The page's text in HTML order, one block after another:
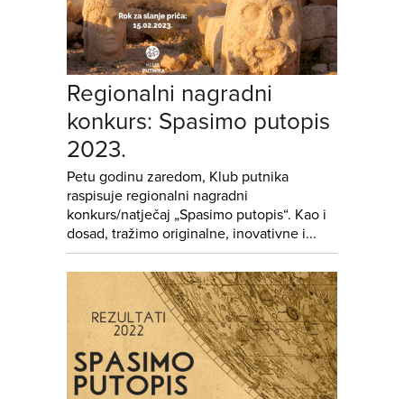
Regionalni nagradni
konkurs: Spasimo putopis
2023.
Petu godinu zaredom, Klub putnika
raspisuje regionalni nagradni
konkurs/natječaj „Spasimo putopis“. Kao i
dosad, tražimo originalne, inovativne i...